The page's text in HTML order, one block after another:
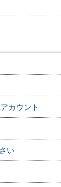
カウント
い